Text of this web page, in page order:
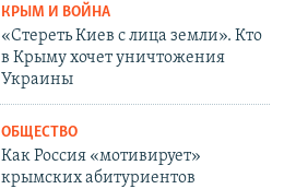
КРЫМ И ВОЙНА
«Стереть Киев с лица земли». Кто
в Крыму хочет уничтожения
Украины
ОБЩЕСТВО
Как Россия «мотивирует»
крымских абитуриентов